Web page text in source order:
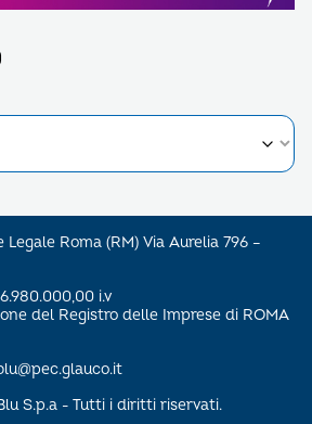
Legale Roma (RM) Via Aurelia 796 –
i.v
del Registro delle Imprese di ROMA
S.p.a - Tutti i diritti riservati.